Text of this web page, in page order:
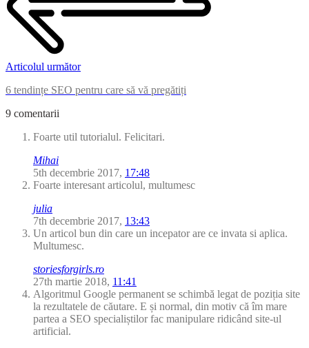
Articolul următor
6 tendințe SEO pentru care să vă pregătiți
9 comentarii
Foarte util tutorialul. Felicitari.
Mihai
5th decembrie 2017, 17:48
Foarte interesant articolul, multumesc
julia
7th decembrie 2017, 13:43
Un articol bun din care un incepator are ce invata si aplica.
Multumesc.
storiesforgirls.ro
27th martie 2018, 11:41
Algoritmul Google permanent se schimbă legat de poziția site
la rezultatele de căutare. E și normal, din motiv că îm mare
partea a SEO specialiștilor fac manipulare ridicând site-ul
artificial.